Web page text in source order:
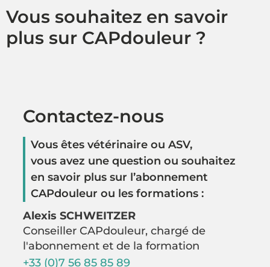
Vous souhaitez en savoir
plus sur CAPdouleur ?
Contactez-nous
Vous êtes vétérinaire ou ASV,
vous avez une question ou souhaitez
en savoir plus sur l’abonnement
CAPdouleur ou les formations :
Alexis SCHWEITZER
Conseiller CAPdouleur, chargé de
l'abonnement et de la formation
+33 (0)7 56 85 85 89